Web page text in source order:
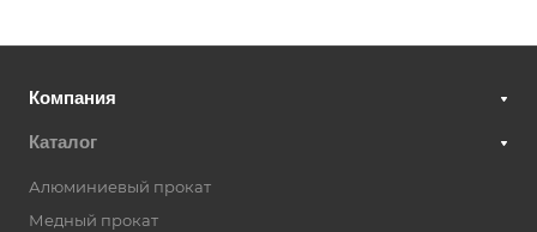
Компания
Каталог
Алюминиевый прокат
Медный прокат